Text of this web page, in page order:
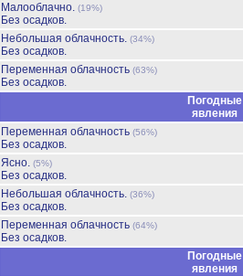
Малооблачно. (19%)
Без осадков.
Небольшая облачность. (34%)
Без осадков.
Переменная облачность (63%)
Без осадков.
Погодные
явления
Переменная облачность (56%)
Без осадков.
Ясно. (5%)
Без осадков.
Небольшая облачность. (36%)
Без осадков.
Переменная облачность (64%)
Без осадков.
Погодные
явления